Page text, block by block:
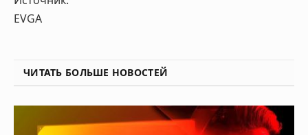
EVGA
ЧИТАТЬ БОЛЬШЕ НОВОСТЕЙ